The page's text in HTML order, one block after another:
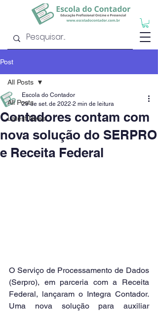
Post
All Posts
Latest News
All Posts
Contadores contam com
nova solução do SERPRO
e Receita Federal
Escola do Contador
29 de set. de 2022 2 min de leitura
O Serviço de Processamento de Dados
(Serpro), em parceria com a Receita
Federal, lançaram o Integra Contador.
Uma nova solução para auxiliar